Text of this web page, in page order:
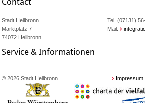
Contact
Stadt Heilbronn
Marktplatz 7
74072 Heilbronn
Tel. (07131)
Mail:
Service & Informationen
© 2026 Stadt Heilbronn Impressum